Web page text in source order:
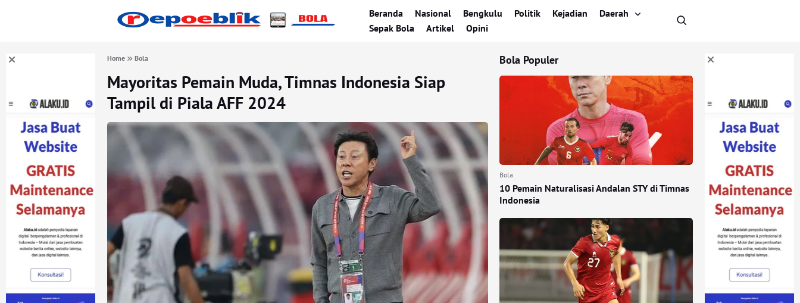
Beranda Nasional Bengkulu Politik Kejadian
Daerah
Sepak Bola
Artikel Opini
Home Bola
Mayoritas Pemain Muda, Timnas Indonesia Siap
Tampil di Piala AFF 2024
Bola Populer
Bola
10 Pemain Naturalisasi Andalan STY di Timnas
Indonesia